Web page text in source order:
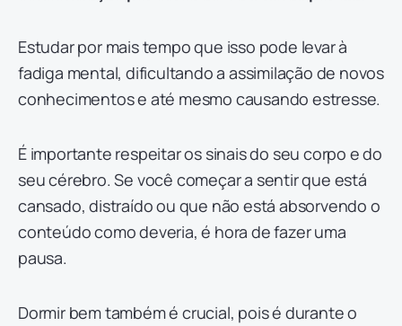
Estudar por mais tempo que isso pode levar à
fadiga mental, dificultando a assimilação de novos
conhecimentos e até mesmo causando estresse.
É importante respeitar os sinais do seu corpo e do
seu cérebro. Se você começar a sentir que está
cansado, distraído ou que não está absorvendo o
conteúdo como deveria, é hora de fazer uma
pausa.
Dormir bem também é crucial, pois é durante o